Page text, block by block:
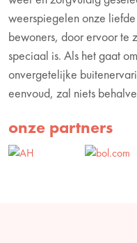
weerspiegelen onze
bewoners, door ervoor te
speciaal is. Als het gaat
onvergetelijke
eenvoud, zal niets
onze partners